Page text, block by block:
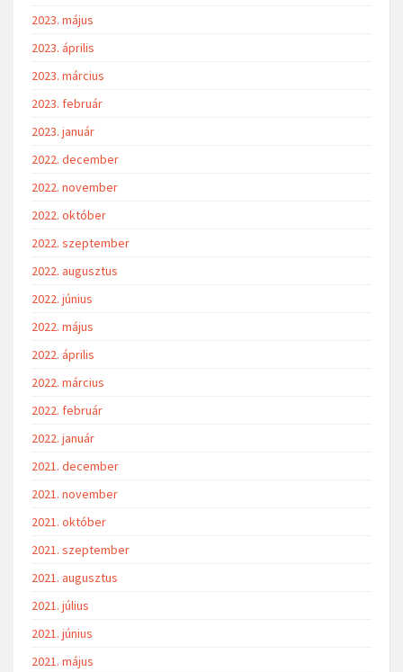
2023. május
2023. április
2023. március
2023. február
2023. január
2022. december
2022. november
2022. október
2022. szeptember
2022. augusztus
2022. június
2022. május
2022. április
2022. március
2022. február
2022. január
2021. december
2021. november
2021. október
2021. szeptember
2021. augusztus
2021. július
2021. június
2021. május